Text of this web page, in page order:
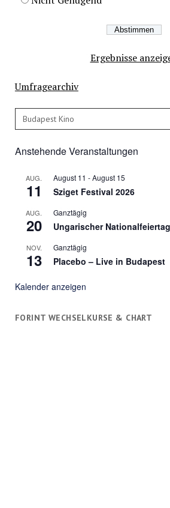
Ergebnisse
Umfragearchiv
Suchen
Anstehende Veranstaltungen
AUG.
11
August 11 -August 15
Sziget Festival 2026
AUG.
20
Ganztägig
Ungarischer
NOV.
13
Ganztägig
Placebo – Live in Budapest
Kalender anzeigen
FORINT WECHSELKURSE & CHART